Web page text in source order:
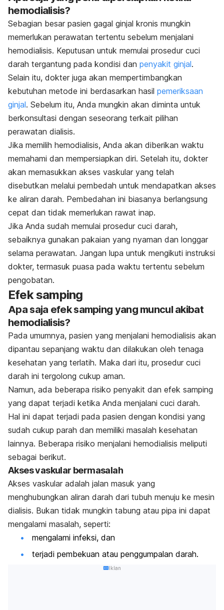
hemodialisis?
Sebagian besar pasien gagal ginjal kronis mungkin
memerlukan perawatan tertentu sebelum menjalani
hemodialisis. Keputusan untuk memulai prosedur cuci
darah tergantung pada kondisi dan penyakit ginjal.
Selain itu, dokter juga akan mempertimbangkan
kebutuhan metode ini berdasarkan hasil pemeriksaan
ginjal. Sebelum itu, Anda mungkin akan diminta untuk
berkonsultasi dengan seseorang terkait pilihan
perawatan dialisis.
Jika memilih hemodialisis, Anda akan diberikan waktu
memahami dan mempersiapkan diri. Setelah itu, dokter
akan memasukkan akses vaskular yang telah
disebutkan melalui pembedah untuk mendapatkan akses
ke aliran darah. Pembedahan ini biasanya berlangsung
cepat dan tidak memerlukan rawat inap.
Jika Anda sudah memulai prosedur cuci darah,
sebaiknya gunakan pakaian yang nyaman dan longgar
selama perawatan. Jangan lupa untuk mengikuti instruksi
dokter, termasuk puasa pada waktu tertentu sebelum
pengobatan.
Efek samping
Apa saja efek samping yang muncul akibat
hemodialisis?
Pada umumnya, pasien yang menjalani hemodialisis akan
dipantau sepanjang waktu dan dilakukan oleh tenaga
kesehatan yang terlatih. Maka dari itu, prosedur cuci
darah ini tergolong cukup aman.
Namun, ada beberapa risiko penyakit dan efek samping
yang dapat terjadi ketika Anda menjalani cuci darah.
Hal ini dapat terjadi pada pasien dengan kondisi yang
sudah cukup parah dan memiliki masalah kesehatan
lainnya. Beberapa risiko menjalani hemodialisis meliputi
sebagai berikut.
Akses vaskular bermasalah
Akses vaskular adalah jalan masuk yang
menghubungkan aliran darah dari tubuh menuju ke mesin
dialisis. Bukan tidak mungkin tabung atau pipa ini dapat
mengalami masalah, seperti:
mengalami infeksi, dan
terjadi pembekuan atau penggumpalan darah.
Iklan